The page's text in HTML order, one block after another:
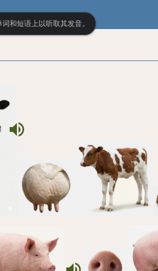
和短语上以听取其发音。
volume_up